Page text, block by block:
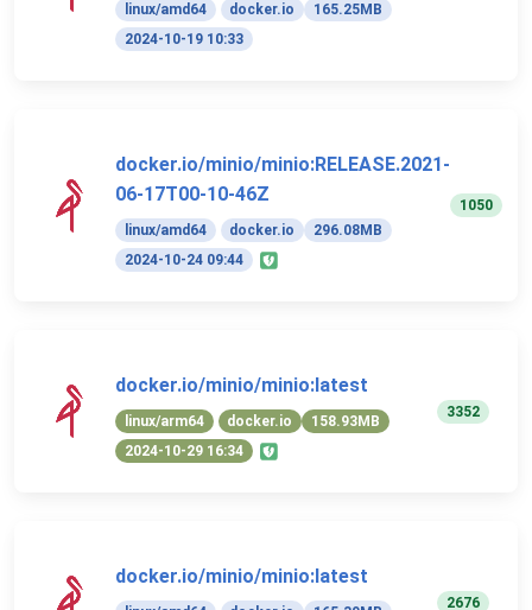
linux/amd64 docker.io
165.25MB
2024-10-19 10:33
docker.io/minio/minio:RELEASE.2021-
06-17T00-10-46Z
linux/amd64 docker.io
296.08MB
2024-10-24 09:44
1050
docker.io/minio/minio:latest
linux/arm64 docker.io
158.93MB
2024-10-29 16:34
3352
docker.io/minio/minio:latest
2676